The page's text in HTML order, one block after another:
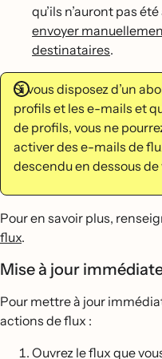
qu’ils n’auront pas
envoyer
destinataires.
Si vous disposez d’un
profils et les e-mails et
de profils, vous ne
activer des e-mails de
descendu en dessous
Pour en savoir plus,
flux.
Mise à jour
Pour mettre à jour
actions de flux :
Ouvrez le flux que